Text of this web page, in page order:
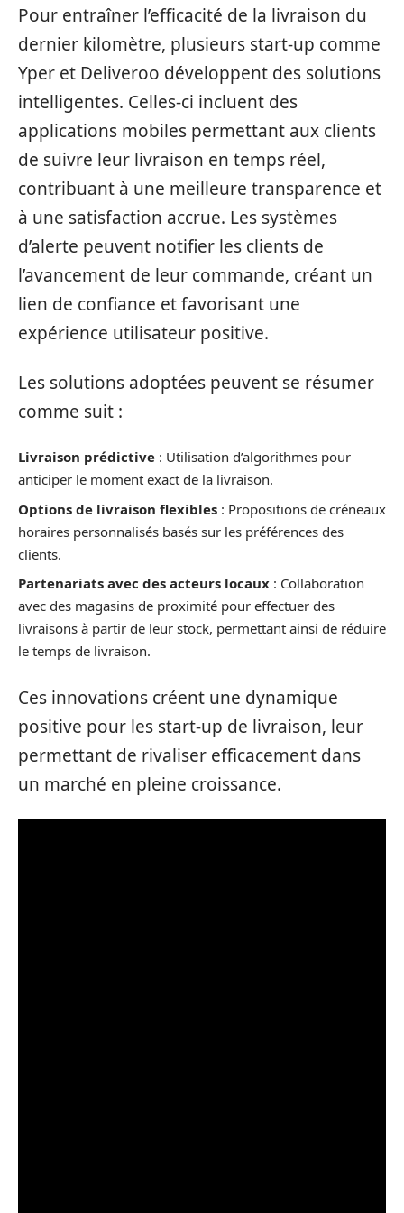
Pour entraîner l’efficacité de la livraison du
dernier kilomètre, plusieurs start-up comme
Yper et Deliveroo développent des solutions
intelligentes. Celles-ci incluent des
applications mobiles permettant aux clients
de suivre leur livraison en temps réel,
contribuant à une meilleure transparence et
à une satisfaction accrue. Les systèmes
d’alerte peuvent notifier les clients de
l’avancement de leur commande, créant un
lien de confiance et favorisant une
expérience utilisateur positive.
Les solutions adoptées peuvent se résumer
comme suit :
Livraison prédictive : Utilisation d’algorithmes pour
anticiper le moment exact de la livraison.
Options de livraison flexibles : Propositions de créneaux
horaires personnalisés basés sur les préférences des
clients.
Partenariats avec des acteurs locaux : Collaboration
avec des magasins de proximité pour effectuer des
livraisons à partir de leur stock, permettant ainsi de réduire
le temps de livraison.
Ces innovations créent une dynamique
positive pour les start-up de livraison, leur
permettant de rivaliser efficacement dans
un marché en pleine croissance.